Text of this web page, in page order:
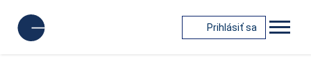
Prihlásiť sa